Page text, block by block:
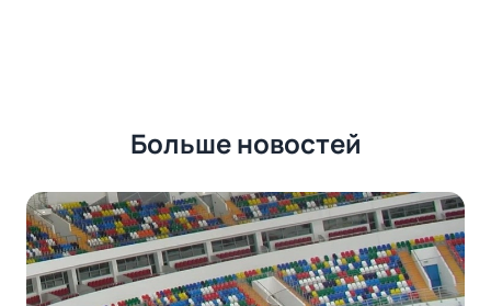
Больше новостей